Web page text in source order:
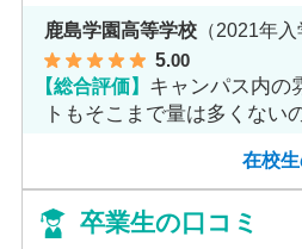
鹿島学園高等学校 （2021年入
5.00
【総合評価】 キャンパス内の
トもそこまで量は多くない
在校
卒業生の口コミ